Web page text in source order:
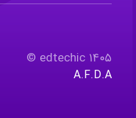
۱۴۰۵ edtechic ©
A.F.D.A